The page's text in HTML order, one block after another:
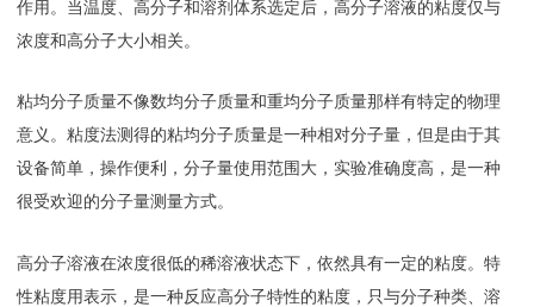
作用。当温度、高分子和溶剂体系选定后，高分子溶液的粘度仅与
浓度和高分子大小相关。
粘均分子质量不像数均分子质量和重均分子质量那样有特定的物理
意义。粘度法测得的粘均分子质量是一种相对分子量，但是由于其
设备简单，操作便利，分子量使用范围大，实验准确度高，是一种
很受欢迎的分子量测量方式。
高分子溶液在浓度很低的稀溶液状态下，依然具有一定的粘度。特
性粘度用表示，是一种反应高分子特性的粘度，只与分子种类、溶